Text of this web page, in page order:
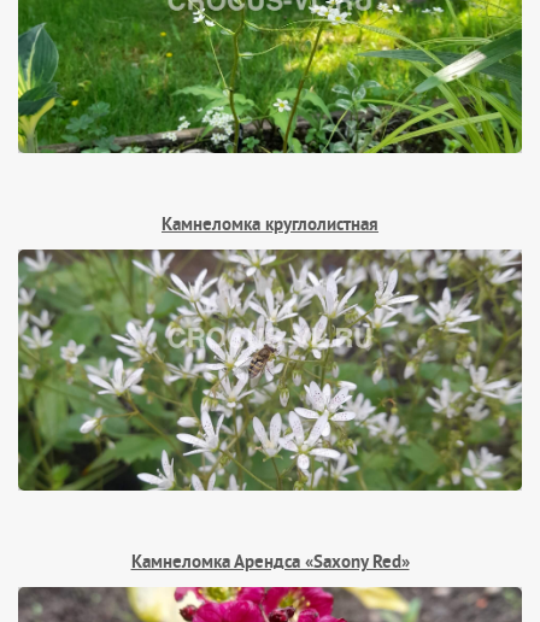
Камнеломка круглолистная
Камнеломка Арендса «Saxony Red»